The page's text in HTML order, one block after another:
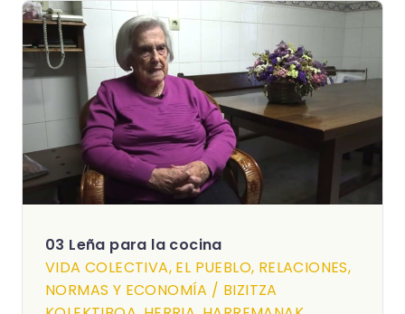
03 Leña para la cocina
VIDA COLECTIVA, EL PUEBLO, RELACIONES,
NORMAS Y ECONOMÍA / BIZITZA